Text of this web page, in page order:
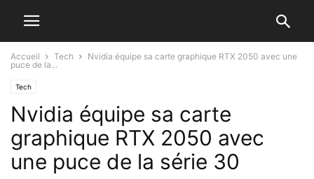
Accueil Tech
Nvidia équipe sa carte graphique RTX 2050 avec une
puce de la...
Tech
Nvidia équipe sa carte
graphique RTX 2050 avec
une puce de la série 30